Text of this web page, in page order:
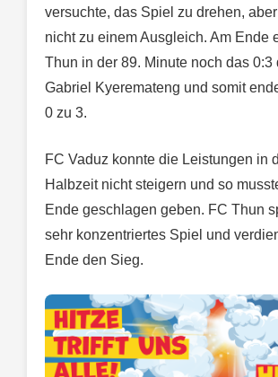
versuchte, das Spiel zu drehen,
nicht zu einem Ausgleich. Am Ende
Thun in der 89. Minute noch das 0:3
Gabriel Kyeremateng und somit
0 zu 3.
FC Vaduz konnte die Leistungen in
Halbzeit nicht steigern und so
Ende geschlagen geben. FC Thun
sehr konzentriertes Spiel und
Ende den Sieg.